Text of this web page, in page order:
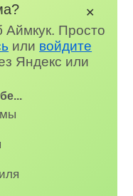
Аймкук. Просто
или войдите
Яндекс или
✕